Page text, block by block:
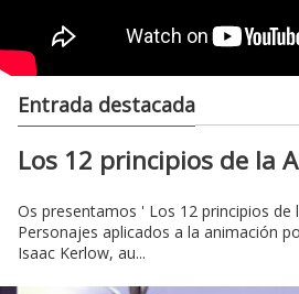
Entrada destacada
Los 12 principios de la
Os presentamos ' Los 12 principios de
Personajes aplicados a la animación
Isaac Kerlow, au...